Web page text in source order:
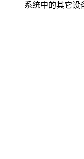
系统中的其它设